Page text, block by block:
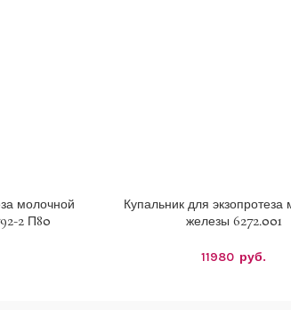
молочной
2 П80
ВЫБЕРИТЕ ПАРАМЕТРЫ
Купальник для экзопротеза
железы 6272.001
11980 руб.